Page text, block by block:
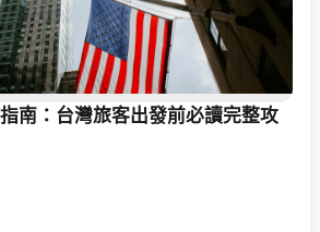
南：台灣旅客出發前必讀完整攻